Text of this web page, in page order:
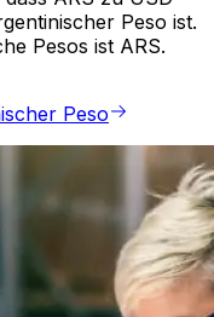
Peso ist.
Pesos ist ARS.
Peso